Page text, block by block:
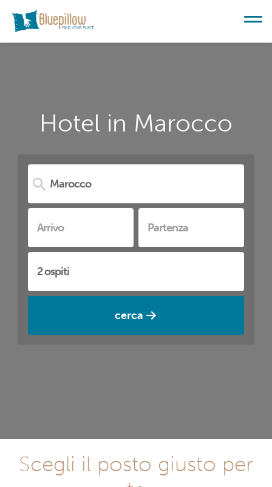
Hotel in Marocco
cerca
Scegli il posto giusto per